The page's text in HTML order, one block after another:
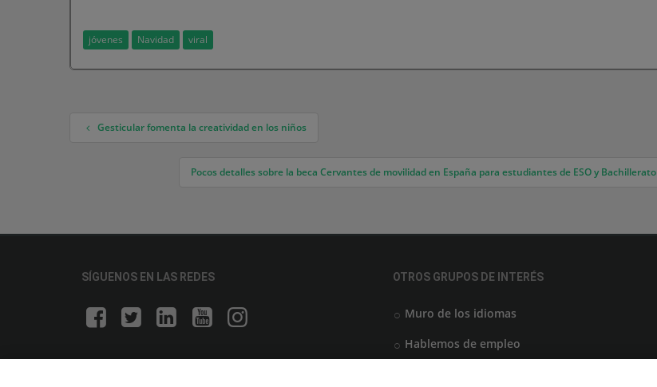
jóvenes Navidad viral
Gesticular fomenta la creatividad en los niños
Pocos detalles sobre la beca Cervantes de movilidad en España para estudiantes de ESO y Bachillerato
SÍGUENOS EN LAS REDES OTROS GRUPOS DE INTERÉS
Muro de los idiomas
Hablemos de empleo